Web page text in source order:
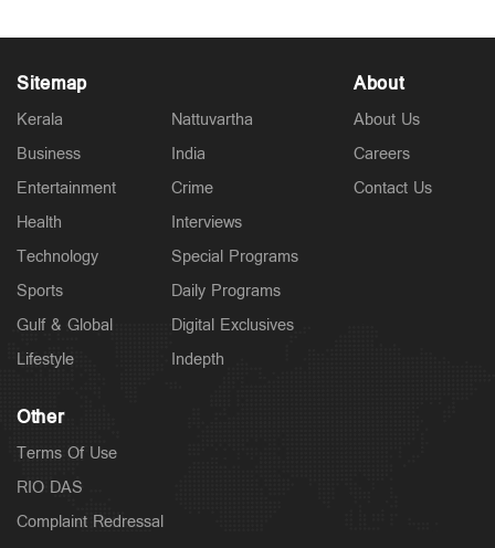
Sitemap
Kerala
Business
Entertainment
Health
Technology
Sports
Gulf & Global
Lifestyle
Nattuvartha
India
Crime
Interviews
Special Programs
Daily Programs
Digital Exclusives
Indepth
About
About Us
Careers
Contact Us
Other
Terms Of Use
RIO DAS
Complaint Redressal